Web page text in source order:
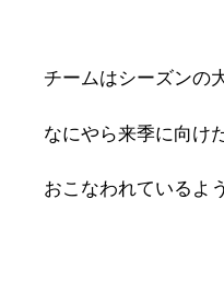
チームはシーズンの
なにやら来季に向け
おこなわれているよ